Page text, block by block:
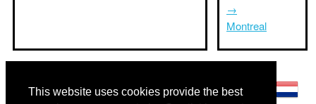
This website uses cookies provide the best
→
Montreal